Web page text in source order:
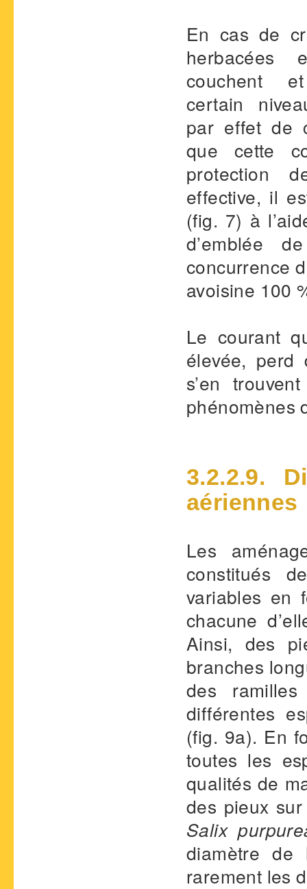
En cas de
herbacées
couchent
certain
par effet de
que cette
protection
effective, il
(fig. 7) à
d’emblée
concurrence
avoisine 100
Le courant
élevée, perd
s’en
phénomènes
3.2.2.9.
aériennes
Les
constitués
variables en
chacune
Ainsi, des
branches
des
différentes
(fig. 9a). En
toutes les
qualités de
des pieux
Salix
diamètre de
rarement les